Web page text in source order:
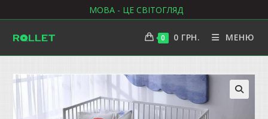
до
вмісту
МОВА - ЦЕ СВІТОГЛЯД
0 0 ГРН. МЕНЮ